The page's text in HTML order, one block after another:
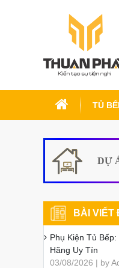
TỦ
DỰ
BÀI VIẾT
Phụ Kiện Tủ
Hãng Uy Tín
03/08/2026 | by